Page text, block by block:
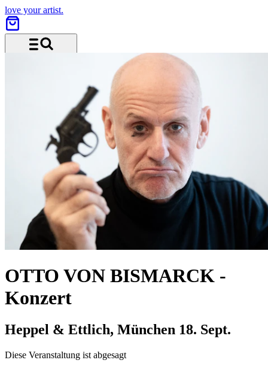
love your artist.
OTTO VON BISMARCK -
Konzert
Heppel & Ettlich, München 18. Sept.
Diese Veranstaltung ist abgesagt